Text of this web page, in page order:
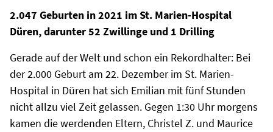
2.047 Geburten in 2021 im St. Marien-Hospital
Düren, darunter 52 Zwillinge und 1 Drilling
Gerade auf der Welt und schon ein Rekordhalter: Bei
der 2.000 Geburt am 22. Dezember im St. Marien-
Hospital in Düren hat sich Emilian mit fünf Stunden
nicht allzu viel Zeit gelassen. Gegen 1:30 Uhr morgens
kamen die werdenden Eltern, Christel Z. und Maurice